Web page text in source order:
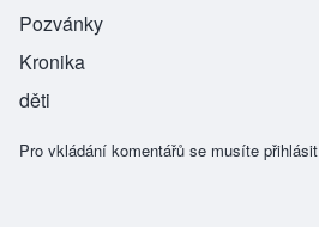
Pozvánky
Kronika
děti
Pro vkládání komentářů se musíte přihlásit